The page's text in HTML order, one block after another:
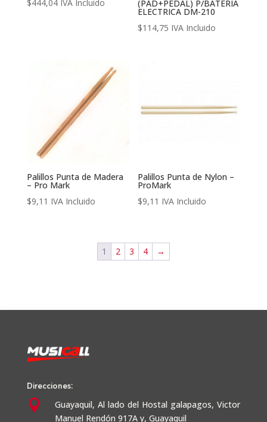
$444,04 IVA Incluido (PAD+PEDAL) P/BATERIA
ELECTRICA DM-210
$114,75 IVA Incluido
Palillos Punta de Madera
– Pro Mark
$9,11 IVA Incluido
Palillos Punta de Nylon –
ProMark
$9,11 IVA Incluido
1 2 3 4 →
Direcciones:
 Guayaquil, Al lado del Hostal galapagos, Victor
Manuel Rendón 917A y, Guayaquil